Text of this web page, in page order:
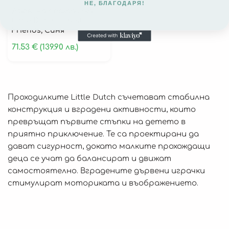
Детски Нощни Лампи
За Месечинки
0-6 Месеца
6-12 Месеца
12+ Месеца
3+ Години
Играчки за Баня
Friends, Синя
71.53 € (139.90 лв.)
Проходилките Little Dutch съчетават стабилна
конструкция и вградени активности, които
превръщат първите стъпки на детето в
приятно приключение. Те са проектирани да
дават сигурност, докато малките прохождащи
деца се учат да балансират и движат
самостоятелно. Вградените дървени играчки
стимулират моториката и въображението.
НЕ, БЛАГОДАРЯ!